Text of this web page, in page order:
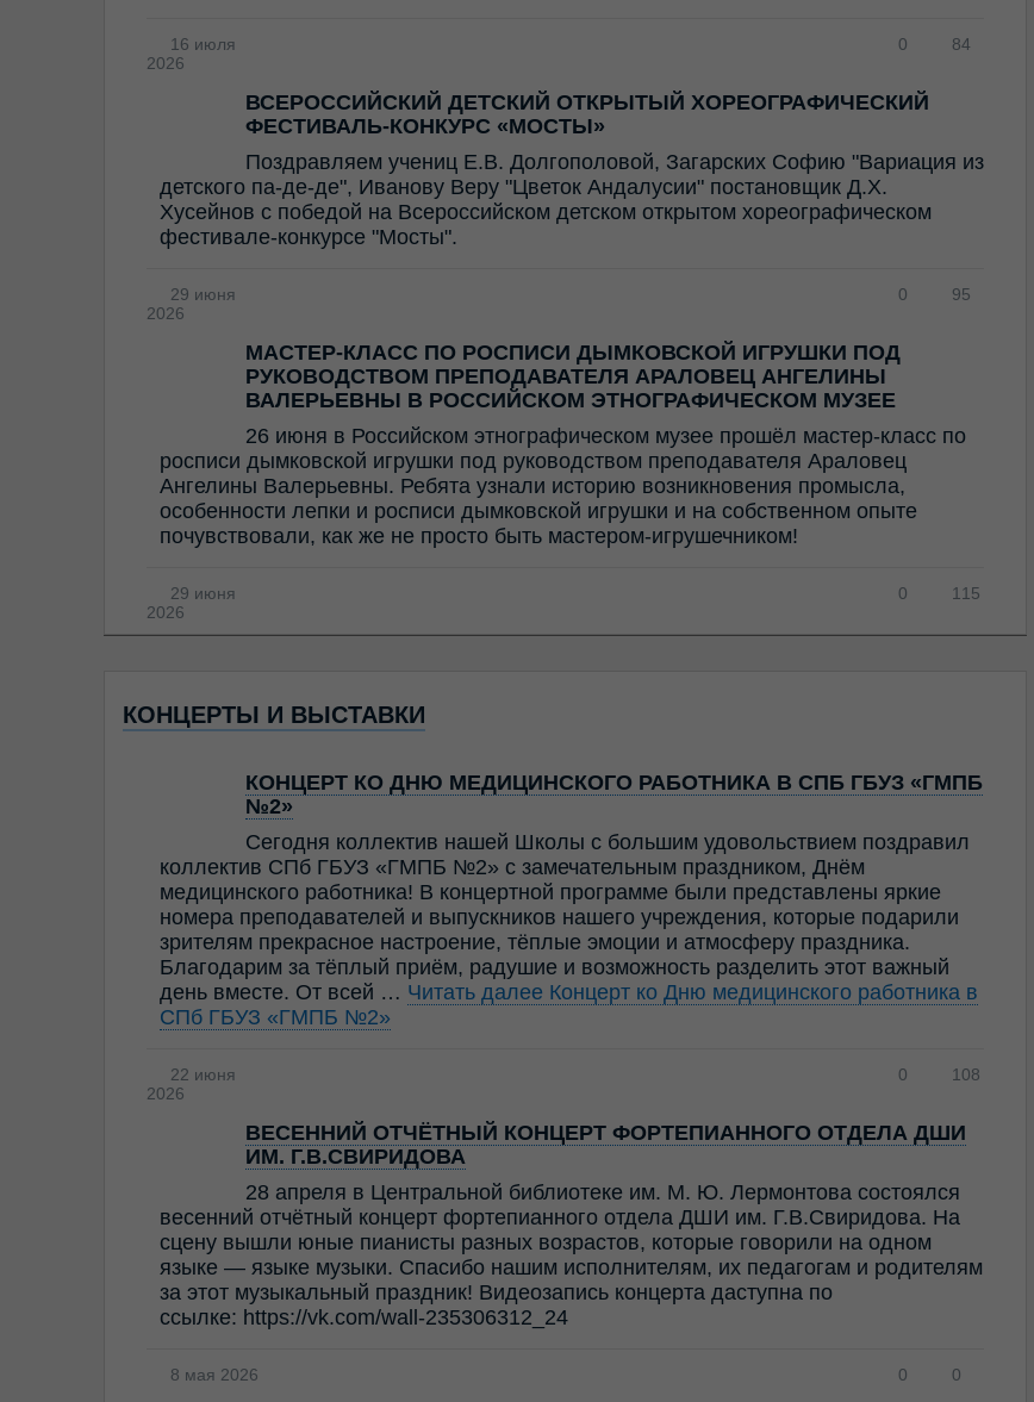
16 июля
2026
84
0
ВСЕРОССИЙСКИЙ ДЕТСКИЙ ОТКРЫТЫЙ ХОРЕОГРАФИЧЕСКИЙ
ФЕСТИВАЛЬ-КОНКУРС «МОСТЫ»
Поздравляем учениц Е.В. Долгополовой, Загарских Софию "Вариация из
детского па-де-де", Иванову Веру "Цветок Андалусии" постановщик Д.Х.
Хусейнов с победой на Всероссийском детском открытом хореографическом
фестивале-конкурсе "Мосты".
29 июня
2026
95
0
МАСТЕР-КЛАСС ПО РОСПИСИ ДЫМКОВСКОЙ ИГРУШКИ ПОД
РУКОВОДСТВОМ ПРЕПОДАВАТЕЛЯ АРАЛОВЕЦ АНГЕЛИНЫ
ВАЛЕРЬЕВНЫ В РОССИЙСКОМ ЭТНОГРАФИЧЕСКОМ МУЗЕЕ
26 июня в Российском этнографическом музее прошёл мастер-класс по
росписи дымковской игрушки под руководством преподавателя Араловец
Ангелины Валерьевны. Ребята узнали историю возникновения промысла,
особенности лепки и росписи дымковской игрушки и на собственном опыте
почувствовали, как же не просто быть мастером-игрушечником!
29 июня
2026
115
0
КОНЦЕРТЫ И ВЫСТАВКИ
КОНЦЕРТ КО ДНЮ МЕДИЦИНСКОГО РАБОТНИКА В СПБ ГБУЗ «ГМПБ
№2»
Сегодня коллектив нашей Школы с большим удовольствием поздравил
коллектив СПб ГБУЗ «ГМПБ №2» с замечательным праздником, Днём
медицинского работника! В концертной программе были представлены яркие
номера преподавателей и выпускников нашего учреждения, которые подарили
зрителям прекрасное настроение, тёплые эмоции и атмосферу праздника.
Благодарим за тёплый приём, радушие и возможность разделить этот важный
день вместе. От всей … Читать далее Концерт ко Дню медицинского работника в
СПб ГБУЗ «ГМПБ №2»
22 июня
2026
108
0
ВЕСЕННИЙ ОТЧЁТНЫЙ КОНЦЕРТ ФОРТЕПИАННОГО ОТДЕЛА ДШИ
ИМ. Г.В.СВИРИДОВА
28 апреля в Центральной библиотеке им. М. Ю. Лермонтова состоялся
весенний отчётный концерт фортепианного отдела ДШИ им. Г.В.Свиридова. На
сцену вышли юные пианисты разных возрастов, которые говорили на одном
языке — языке музыки. Спасибо нашим исполнителям, их педагогам и родителям
за этот музыкальный праздник! Видеозапись концерта даступна по
ссылке: https://vk.com/wall-235306312_24
8 мая 2026 0
0